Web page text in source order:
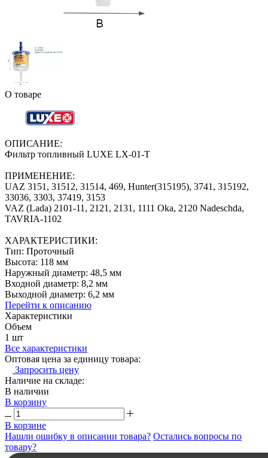
О товаре
ОПИСАНИЕ:
Фильтр топливный LUXE LX-01-T
ПРИМЕНЕНИЕ:
UAZ 3151, 31512, 31514, 469, Hunter(315195), 3741, 315192,
33036, 3303, 37419, 3153
VAZ (Lada) 2101-11, 2121, 2131, 1111 Oka, 2120 Nadeschda,
TAVRIA-1102
ХАРАКТЕРИСТИКИ:
Тип: Проточный
Высота: 118 мм
Наружный диаметр: 48,5 мм
Входной диаметр: 8,2 мм
Выходной диаметр: 6,2 мм
Перейти к описанию
Характеристики
Объем
1 шт
Все характеристики
Оптовая цена за единицу товара:
Запросить цену
Наличие на складе:
В наличии
В корзину
В корзине
Нашли ошибку в описании товара? Остались вопросы по
товару?